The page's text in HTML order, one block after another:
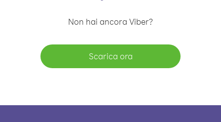
Non hai ancora Viber?
Scarica ora